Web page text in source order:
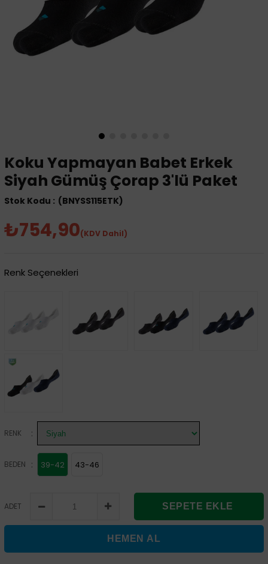
Koku Yapmayan Babet Erkek
Siyah Gümüş Çorap 3'lü Paket
(BNYSS115ETK)
₺754,90(KDV Dahil)
Renk Seçenekleri
RENK :
BEDEN : 39-42 43-46
ADET